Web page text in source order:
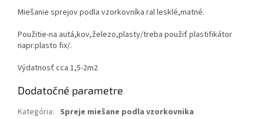
Miešanie sprejov podla vzorkovníka ral lesklé,matné.
Použitie-na autá,kov,železo,plasty/treba použiť plastifikátor
napr.plasto fix/.
Výdatnosť cca 1,5-2m2
Dodatočné parametre
Kategória: Spreje miešane podla vzorkovnika